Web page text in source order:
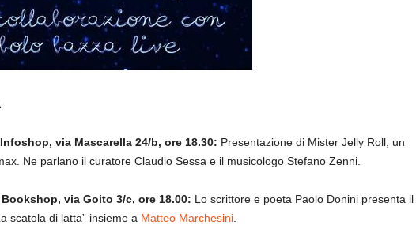
via Mascarella 24/b, ore 18.30: Presentazione di Mister Jelly Roll, un
Ne parlano il curatore Claudio Sessa e il musicologo Stefano Zenni.
via Goito 3/c, ore 18.00: Lo scrittore e poeta Paolo Donini presenta il
scatola di latta” insieme a Matteo Marchesini.